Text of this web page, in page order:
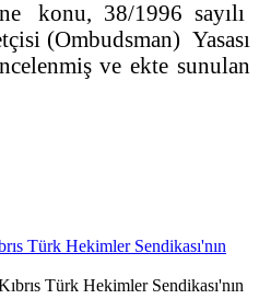
konu, 38/1996 sayılı
(Ombudsman) Yasası
ve ekte sunulan
Türk Hekimler Sendikası'nın